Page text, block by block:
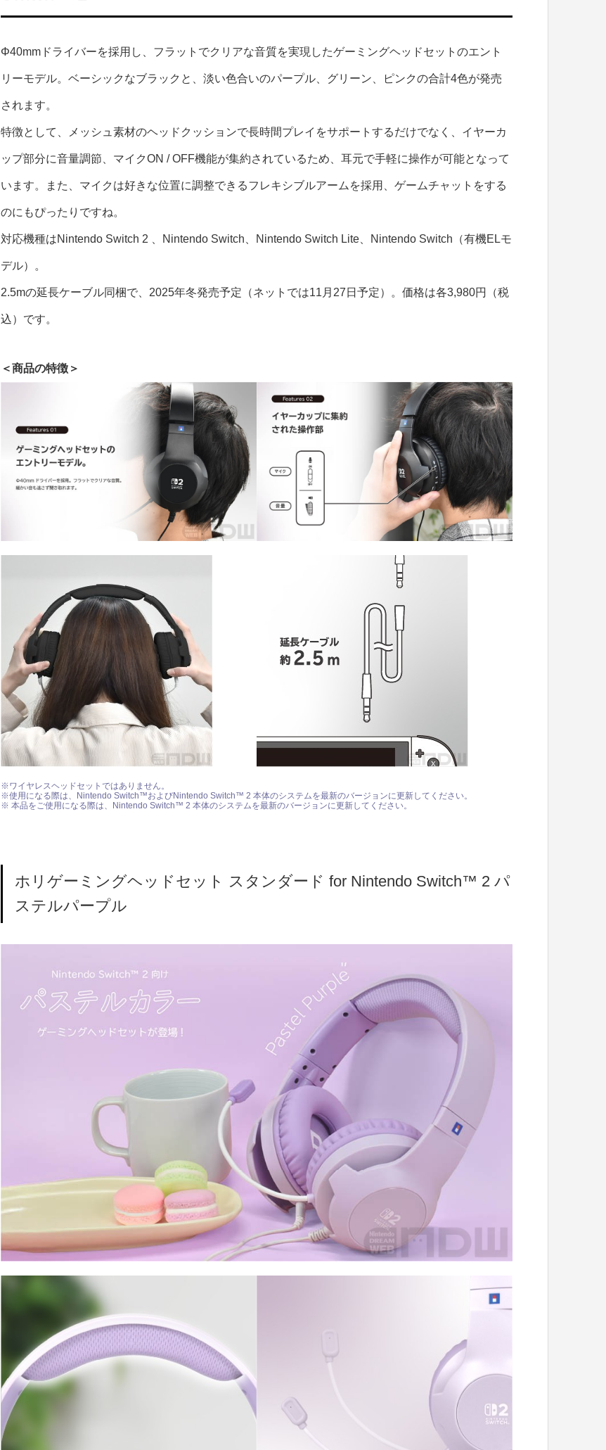
Φ40mmドライバーを採用し、フラットでクリアな音質を実現したゲーミングヘッドセットのエント
リーモデル。ベーシックなブラックと、淡い色合いのパープル、グリーン、ピンクの合計4色が発売
されます。
特徴として、メッシュ素材のヘッドクッションで長時間プレイをサポートするだけでなく、イヤーカ
ップ部分に音量調節、マイクON / OFF機能が集約されているため、耳元で手軽に操作が可能となって
います。また、マイクは好きな位置に調整できるフレキシブルアームを採用、ゲームチャットをする
のにもぴったりですね。
対応機種はNintendo Switch 2 、Nintendo Switch、Nintendo Switch Lite、Nintendo Switch（有機ELモ
デル）。
2.5mの延長ケーブル同梱で、2025年冬発売予定（ネットでは11月27日予定）。価格は各3,980円（税
込）です。
＜商品の特徴＞
※ワイヤレスヘッドセットではありません。
※使用になる際は、Nintendo Switch™およびNintendo Switch™ 2 本体のシステムを最新のバージョンに更新してください。
※ 本品をご使用になる際は、Nintendo Switch™ 2 本体のシステムを最新のバージョンに更新してください。
ホリゲーミングヘッドセット スタンダード for Nintendo Switch™ 2 パ
ステルパープル